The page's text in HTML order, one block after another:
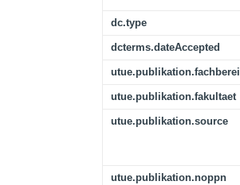
dc.type
dcterms.dateAccepted
utue.publikation.fakultaet
utue.publikation.source
utue.publikation.noppn